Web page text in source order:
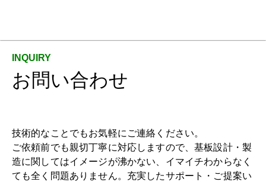
お問い合わせ
技術的なことでもお気軽にご連絡ください。
ご依頼前でも親切丁寧に対応しますので、基板設計・製
造に関してはイメージが沸かない、イマイチわからなく
ても全く問題ありません。充実したサポート・ご提案い